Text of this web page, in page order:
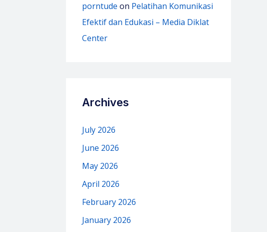
porntude on Pelatihan Komunikasi
Efektif dan Edukasi – Media Diklat
Center
Archives
July 2026
June 2026
May 2026
April 2026
February 2026
January 2026